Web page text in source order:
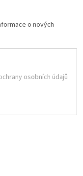
o nových
osobních údajů